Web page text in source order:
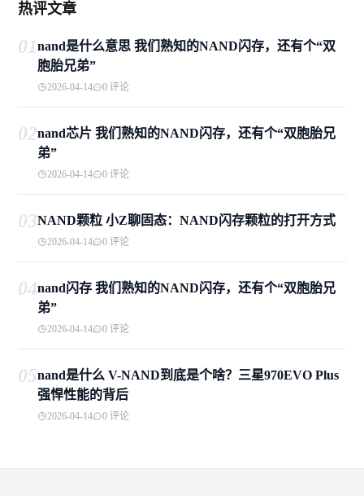
热评文章
01nand是什么意思 我们熟知的NAND闪存，还有个“双
胞胎兄弟”
2026-04-14 0 评论
02nand芯片 我们熟知的NAND闪存，还有个“双胞胎兄
弟”
2026-04-14 0 评论
03NAND颗粒 小Z聊固态：NAND闪存颗粒的打开方式
2026-04-14 0 评论
04nand闪存 我们熟知的NAND闪存，还有个“双胞胎兄
弟”
2026-04-14 0 评论
05nand是什么 V-NAND到底是个啥？三星970EVO Plus
强悍性能的背后
2026-04-14 0 评论